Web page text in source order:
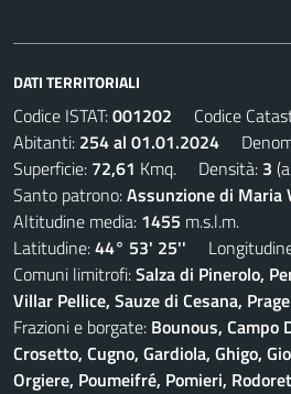
DATI TERRITORIALI
Codice ISTAT:001202 Codice
Abitanti: 254 al 01.01.2024
Superficie: 72,61 Kmq. Densità: 3
Santo patrono:Assunzione di Maria
Altitudine media: 1455 m.s.l.m.
Latitudine:44° 53' 25''
Comuni limitrofi:Salza di Pinerolo,
Villar Pellice, Sauze di Cesana,
Frazioni e borgate: Bounous, Campo
Crosetto, Cugno, Gardiola, Ghigo,
Orgiere, Poumeifré, Pomieri,